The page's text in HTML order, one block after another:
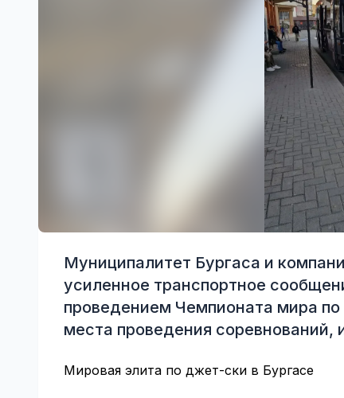
Муниципалитет Бургаса и
усиленное транспортное
проведением Чемпионата мира по
места проведения соревнований,
Мировая элита по джет-ски в Бургасе